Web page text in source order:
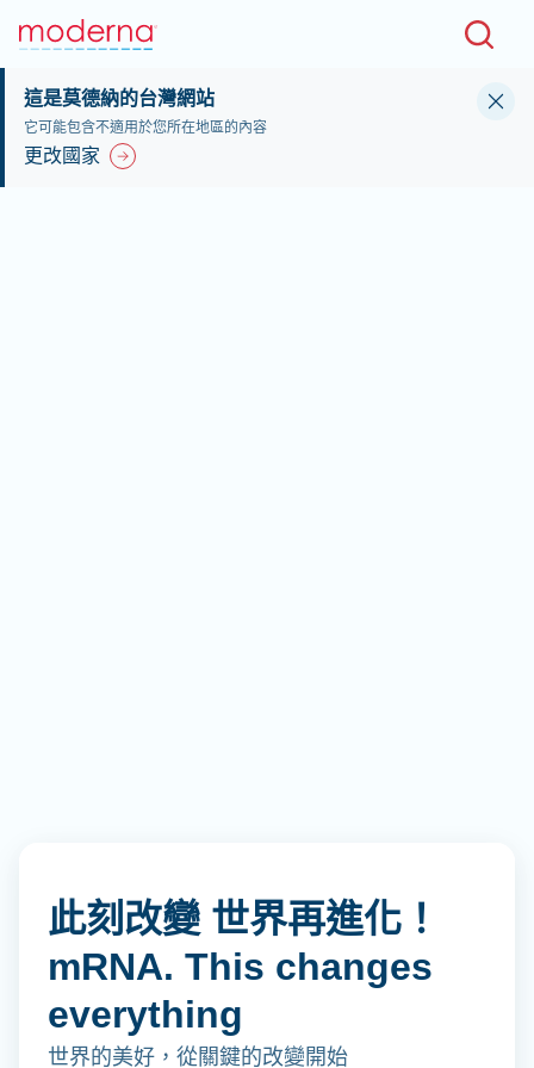
Skip to main content
這是莫德納的台灣網站
它可能包含不適用於您所在地區的內容
更改國家
此刻改變 世界再進化！
mRNA. This changes
everything
世界的美好，從關鍵的改變開始